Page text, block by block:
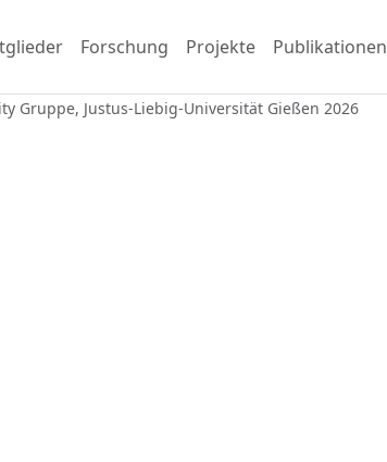
Forschung Projekte Publikationen
Gruppe, Justus-Liebig-Universität Gießen 2026